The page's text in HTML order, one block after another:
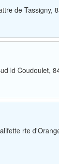
de Tassigny,
ld Coudoulet,
rte